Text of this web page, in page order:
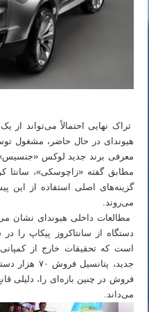
تراک نهایی احتمالاً می‌تواند از
هیوندای در حال حاضر، مشغول
معرفی برند جدید لوکس
مطابق گفته «زاچوسکی»، سانتا
گزینه‌های اصلی استفاده از این
می‌روند.
دستگاه از سانتاکروز پیکاپ را
است که تحقیقات خارج از
جدید،
فروش در چنین بازه‌ای را، دلیلی
می‌داند.